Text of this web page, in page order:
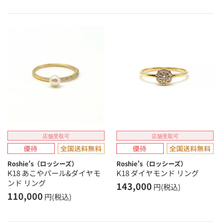
店舗受取可
Roshie's（ロッシーズ）
K18 あこやパール&ダイヤモ
ンド リング
110,000 円(税込)
店舗受取可
Roshie's（ロッシーズ）
K18 ダイヤモンド リング
143,000 円(税込)